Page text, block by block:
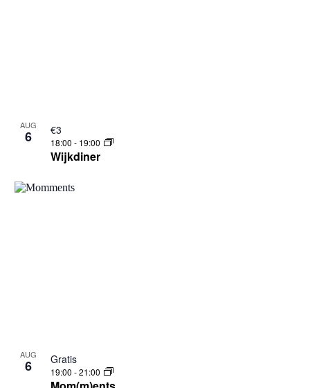
AUG
6
Wijkdiner
18:00 - 19:00
€3
AUG
6 19:00 -21:00
Gratis